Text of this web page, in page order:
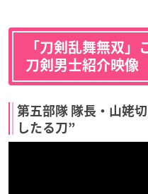
「刀剣乱舞無双」
刀剣男士紹介映像
第五部隊 隊長・山姥
したる刀”